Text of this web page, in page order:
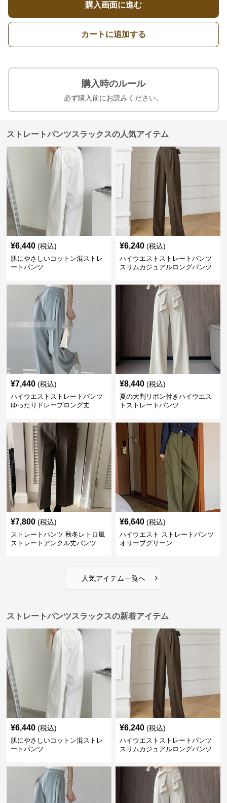
購入画面に進む
カートに追加する
購入時のルール
必ず購入前にお読みください。
ストレートパンツスラックスの人気アイテム
¥6,440 (税込)
肌にやさしいコットン混ストレ
ートパンツ
¥6,240 (税込)
ハイウエストストレートパンツ
スリムカジュアルロングパンツ
¥7,440 (税込)
ハイウエストストレートパンツ
ゆったりドレープロング丈
¥8,440 (税込)
夏の大判リボン付きハイウエス
トストレートパンツ
¥7,800 (税込)
ストレートパンツ 秋冬レトロ風
ストレートアンクル丈パンツ
¥6,640 (税込)
ハイウエスト ストレートパンツ
オリーブグリーン
人気アイテム一覧へ ›
ストレートパンツスラックスの新着アイテム
¥6,440 (税込)
肌にやさしいコットン混ストレ
ートパンツ
¥6,240 (税込)
ハイウエストストレートパンツ
スリムカジュアルロングパンツ